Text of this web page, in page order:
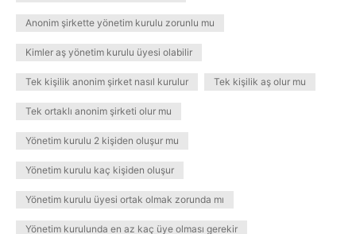
Anonim şirkette yönetim kurulu zorunlu mu
Kimler aş yönetim kurulu üyesi olabilir
Tek kişilik anonim şirket nasıl kurulur Tek kişilik aş olur mu
Tek ortaklı anonim şirketi olur mu
Yönetim kurulu 2 kişiden oluşur mu
Yönetim kurulu kaç kişiden oluşur
Yönetim kurulu üyesi ortak olmak zorunda mı
Yönetim kurulunda en az kaç üye olması gerekir